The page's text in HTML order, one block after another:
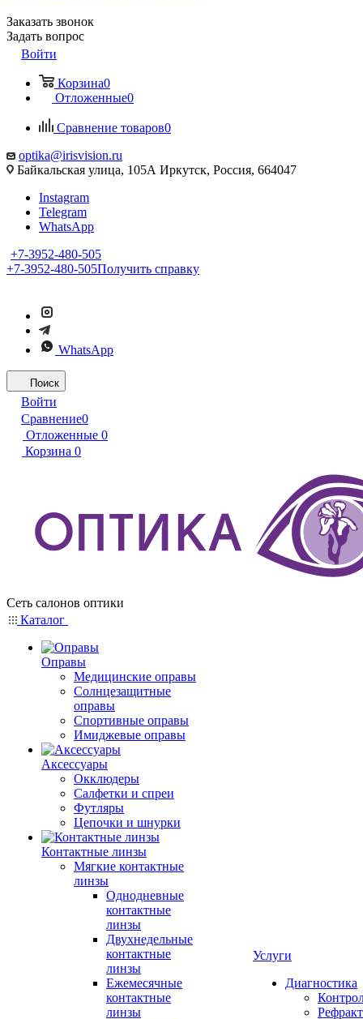
Заказать звонок
Задать вопрос
Войти
Корзина0
Отложенные0
Сравнение товаров0
optika@irisvision.ru
Байкальская улица, 105А Иркутск, Россия, 664047
Instagram
Telegram
WhatsApp
+7-3952-480-505
+7-3952-480-505Получить справку
WhatsApp
Поиск
Войти
Сравнение0
Отложенные 0
Корзина 0
Сеть салонов оптики
Каталог
Оправы
Медицинские оправы
Солнцезащитные
оправы
Спортивные оправы
Имиджевые оправы
Аксессуары
Окклюдеры
Салфетки и спреи
Футляры
Цепочки и шнурки
Контактные линзы
Мягкие контактные
линзы
Однодневные
контактные
линзы
Двухнедельные
контактные
линзы
Ежемесячные
контактные
линзы
Услуги
Диагностика